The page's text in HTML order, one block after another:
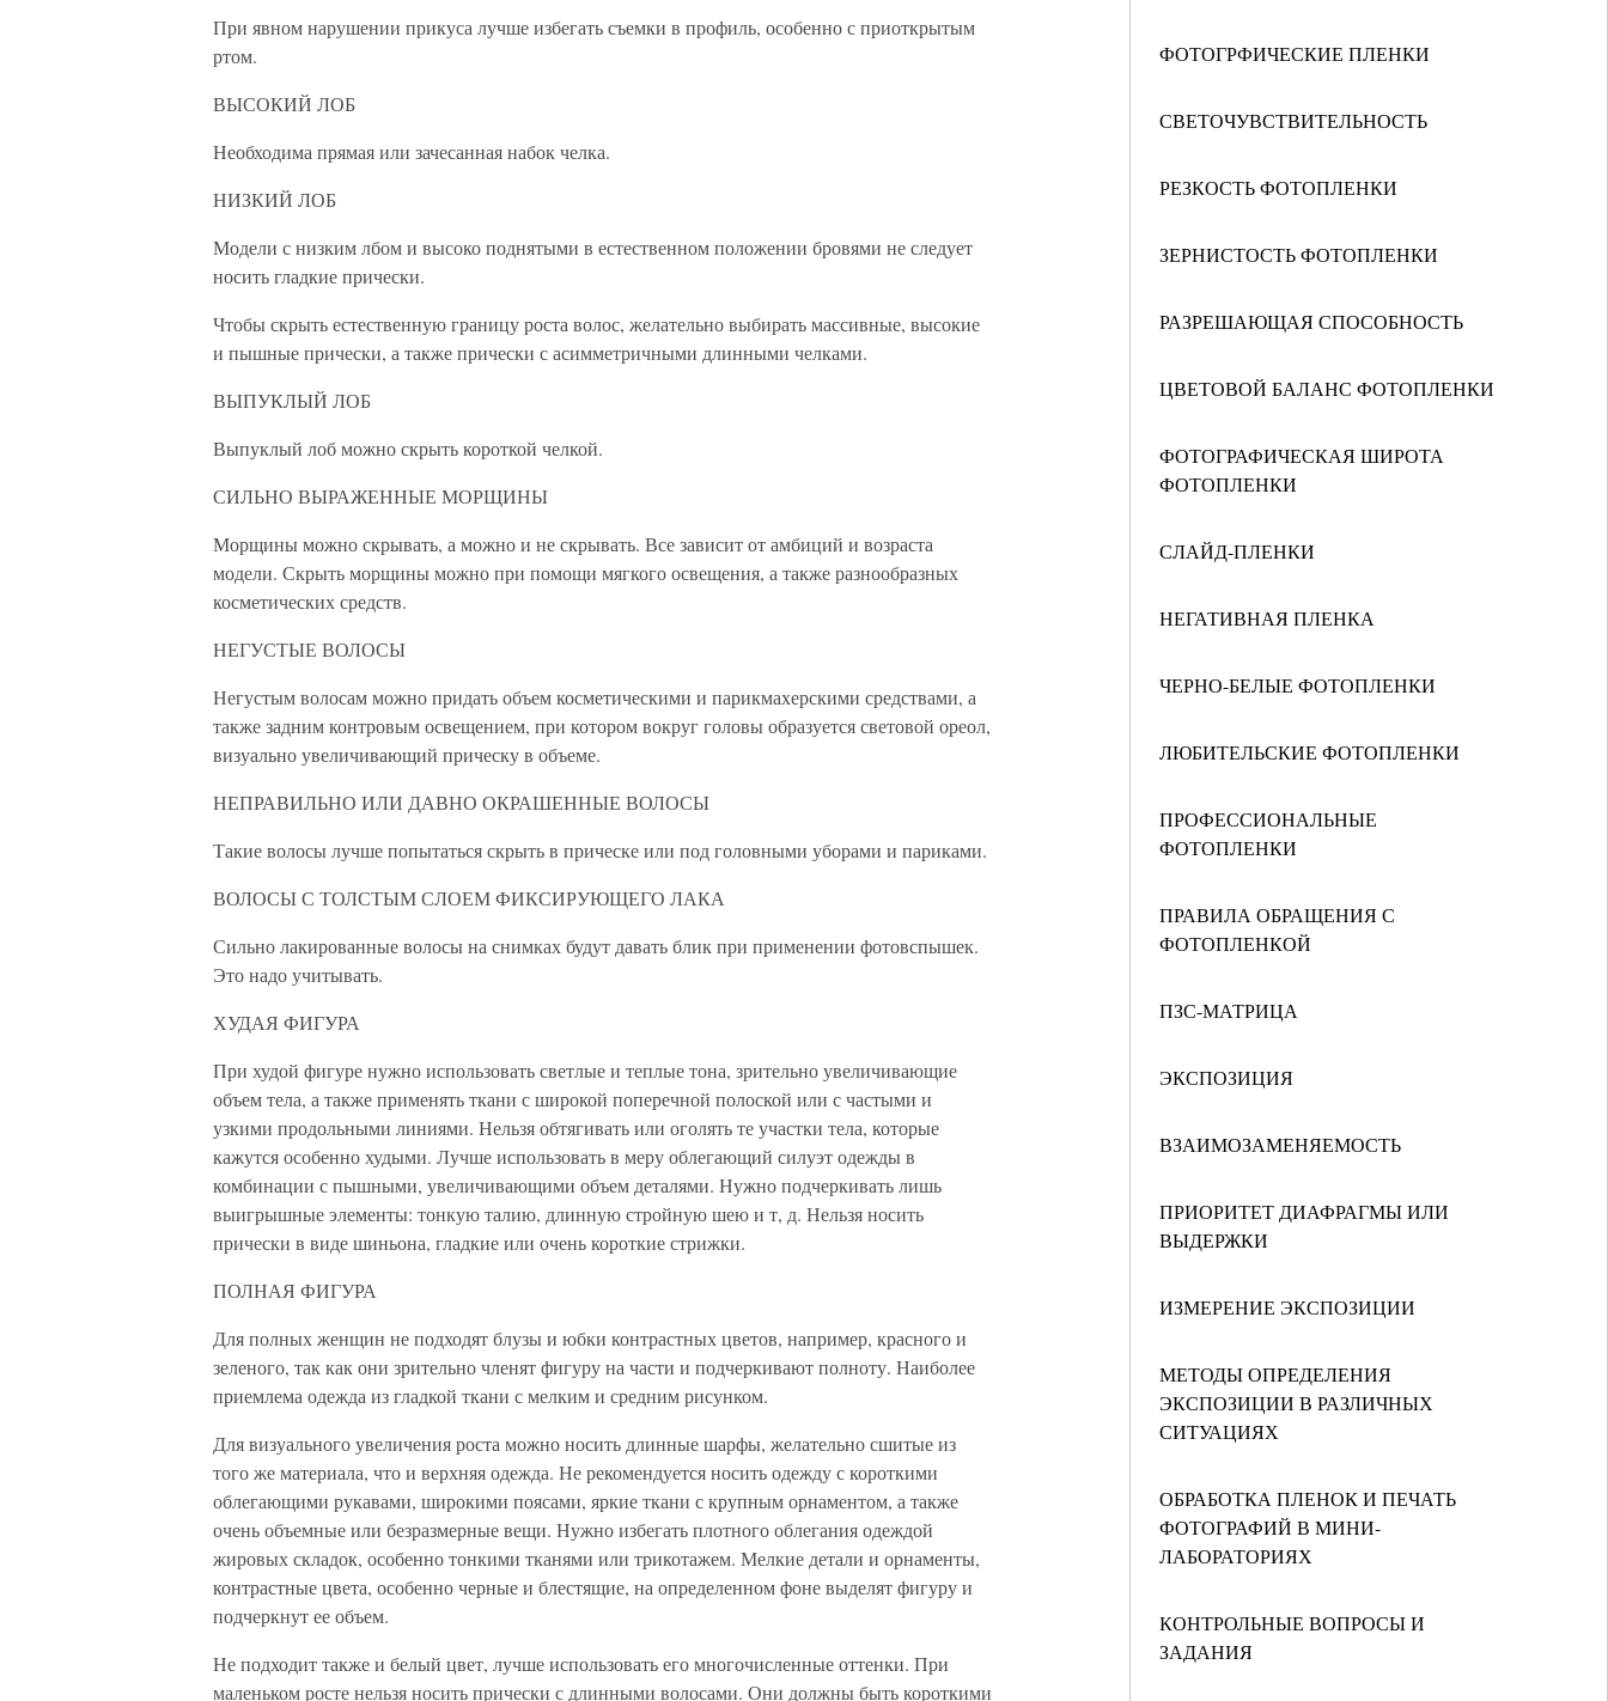
ФОТОГРФИЧЕСКИЕ ПЛЕНКИ
СВЕТОЧУВСТВИТЕЛЬНОСТЬ
РЕЗКОСТЬ ФОТОПЛЕНКИ
ЗЕРНИСТОСТЬ ФОТОПЛЕНКИ
РАЗРЕШАЮЩАЯ СПОСОБНОСТЬ
ЦВЕТОВОЙ БАЛАНС ФОТОПЛЕНКИ
ФОТОГРАФИЧЕСКАЯ ШИРОТА
ФОТОПЛЕНКИ
СЛАЙД-ПЛЕНКИ
НЕГАТИВНАЯ ПЛЕНКА
ЧЕРНО-БЕЛЫЕ ФОТОПЛЕНКИ
ЛЮБИТЕЛЬСКИЕ ФОТОПЛЕНКИ
ПРОФЕССИОНАЛЬНЫЕ
ФОТОПЛЕНКИ
ПРАВИЛА ОБРАЩЕНИЯ С
ФОТОПЛЕНКОЙ
ПЗС-МАТРИЦА
ЭКСПОЗИЦИЯ
ВЗАИМОЗАМЕНЯЕМОСТЬ
ПРИОРИТЕТ ДИАФРАГМЫ ИЛИ
ВЫДЕРЖКИ
ИЗМЕРЕНИЕ ЭКСПОЗИЦИИ
МЕТОДЫ ОПРЕДЕЛЕНИЯ
ЭКСПОЗИЦИИ В РАЗЛИЧНЫХ
СИТУАЦИЯХ
ОБРАБОТКА ПЛЕНОК И ПЕЧАТЬ
ФОТОГРАФИЙ В МИНИ-
ЛАБОРАТОРИЯХ
КОНТРОЛЬНЫЕ ВОПРОСЫ И
ЗАДАНИЯ
При явном нарушении прикуса лучше избегать съемки в профиль, особенно с приоткрытым
ртом.
ВЫСОКИЙ ЛОБ
Необходима прямая или зачесанная набок челка.
НИЗКИЙ ЛОБ
Модели с низким лбом и высоко поднятыми в естественном положении бровями не следует
носить гладкие прически.
Чтобы скрыть естественную границу роста волос, желательно выбирать массивные, высокие
и пышные прически, а также прически с асимметричными длинными челками.
ВЫПУКЛЫЙ ЛОБ
Выпуклый лоб можно скрыть короткой челкой.
СИЛЬНО ВЫРАЖЕННЫЕ МОРЩИНЫ
Морщины можно скрывать, а можно и не скрывать. Все зависит от амбиций и возраста
модели. Скрыть морщины можно при помощи мягкого освещения, а также разнообразных
косметических средств.
НЕГУСТЫЕ ВОЛОСЫ
Негустым волосам можно придать объем косметическими и парикмахерскими средствами, а
также задним контровым освещением, при котором вокруг головы образуется световой ореол,
визуально увеличивающий прическу в объеме.
НЕПРАВИЛЬНО ИЛИ ДАВНО ОКРАШЕННЫЕ ВОЛОСЫ
Такие волосы лучше попытаться скрыть в прическе или под головными уборами и париками.
ВОЛОСЫ С ТОЛСТЫМ СЛОЕМ ФИКСИРУЮЩЕГО ЛАКА
Сильно лакированные волосы на снимках будут давать блик при применении фотовспышек.
Это надо учитывать.
ХУДАЯ ФИГУРА
При худой фигуре нужно использовать светлые и теплые тона, зрительно увеличивающие
объем тела, а также применять ткани с широкой поперечной полоской или с частыми и
узкими продольными линиями. Нельзя обтягивать или оголять те участки тела, которые
кажутся особенно худыми. Лучше использовать в меру облегающий силуэт одежды в
комбинации с пышными, увеличивающими объем деталями. Нужно подчеркивать лишь
выигрышные элементы: тонкую талию, длинную стройную шею и т, д. Нельзя носить
прически в виде шиньона, гладкие или очень короткие стрижки.
ПОЛНАЯ ФИГУРА
Для полных женщин не подходят блузы и юбки контрастных цветов, например, красного и
зеленого, так как они зрительно членят фигуру на части и подчеркивают полноту. Наиболее
приемлема одежда из гладкой ткани с мелким и средним рисунком.
Для визуального увеличения роста можно носить длинные шарфы, желательно сшитые из
того же материала, что и верхняя одежда. Не рекомендуется носить одежду с короткими
облегающими рукавами, широкими поясами, яркие ткани с крупным орнаментом, а также
очень объемные или безразмерные вещи. Нужно избегать плотного облегания одеждой
жировых складок, особенно тонкими тканями или трикотажем. Мелкие детали и орнаменты,
контрастные цвета, особенно черные и блестящие, на определенном фоне выделят фигуру и
подчеркнут ее объем.
Не подходит также и белый цвет, лучше использовать его многочисленные оттенки. При
маленьком росте нельзя носить прически с длинными волосами. Они должны быть короткими